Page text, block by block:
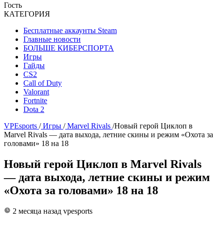
Гость
КАТЕГОРИЯ
Бесплатные аккаунты Steam
Главные новости
БОЛЬШЕ КИБЕРСПОРТА
Игры
Гайды
CS2
Call of Duty
Valorant
Fortnite
Dota 2
VPEsports / Игры / Marvel Rivals /Новый герой Циклоп в
Marvel Rivals — дата выхода, летние скины и режим «Охота за
головами» 18 на 18
Новый герой Циклоп в Marvel Rivals
— дата выхода, летние скины и режим
«Охота за головами» 18 на 18
2 месяца назад vpesports